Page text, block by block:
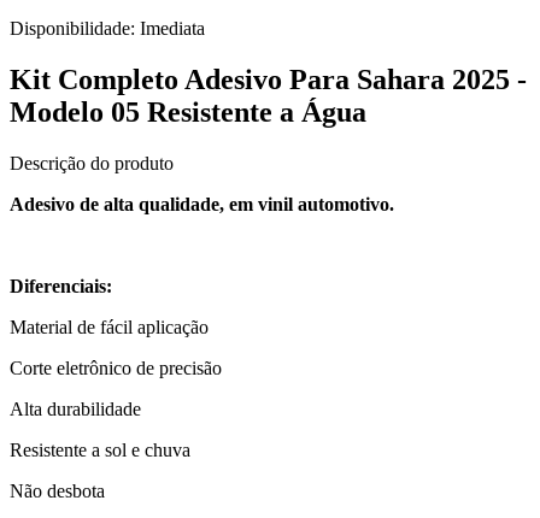
Disponibilidade: Imediata
Kit Completo Adesivo Para Sahara 2025 -
Modelo 05 Resistente a Água
Descrição do produto
Adesivo de alta qualidade, em vinil automotivo.
Diferenciais:
Material de fácil aplicação
Corte eletrônico de precisão
Alta durabilidade
Resistente a sol e chuva
Não desbota